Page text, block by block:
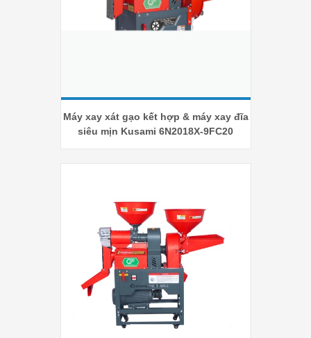
Máy xay xát gạo kết hợp & máy xay đĩa
siêu mịn Kusami 6N2018X-9FC20